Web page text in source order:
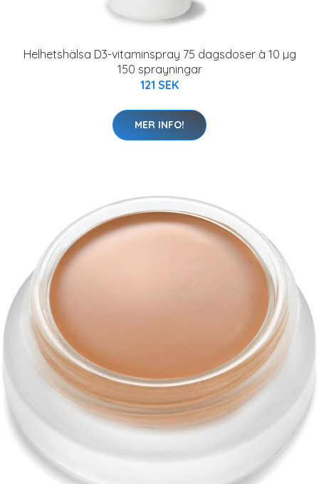
Helhetshälsa D3-vitaminspray 75 dagsdoser à 10 µg
150 sprayningar
121 SEK
MER INFO!